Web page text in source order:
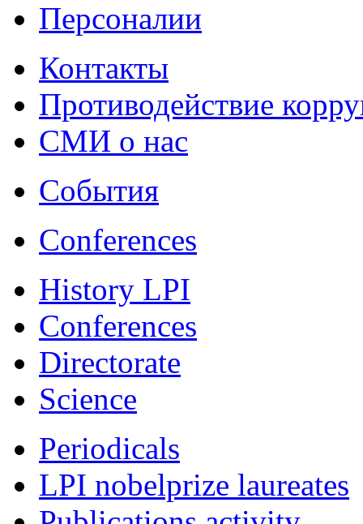
Персоналии
Контакты
Противодействие
СМИ о нас
События
Conferences
History LPI
Conferences
Directorate
Science
Periodicals
LPI nobelprize laureates